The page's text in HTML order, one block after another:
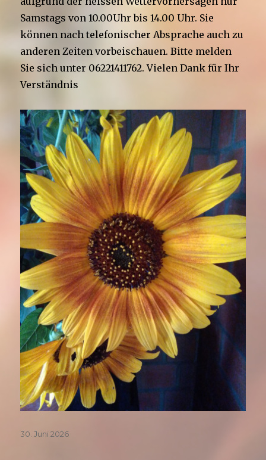
Samstags von 10.00Uhr bis 14.00 Uhr. Sie
können nach telefonischer Absprache auch zu
anderen Zeiten vorbeischauen. Bitte melden
Sie sich unter 06221411762. Vielen Dank für Ihr
Verständnis
Veröffentlicht
30. Juni 2026